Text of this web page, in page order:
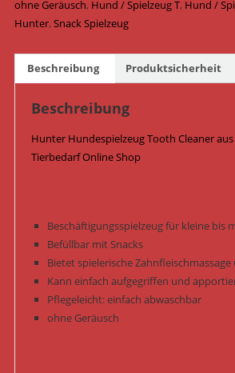
/
Menge
ohne Geräusch, Hund / Spielzeug T, Hund /
Hunter,Snack Spielzeug
Beschreibung Produktsicherheit
Beschreibung
Hunter Hundespielzeug Tooth Cleaner
Tierbedarf Online Shop
Beschäftigungsspielzeug für kleine bis
Befüllbar mit Snacks
Bietet spielerische
Kann einfach aufgegriffen und
Pflegeleicht: einfach abwaschbar
ohne Geräusch